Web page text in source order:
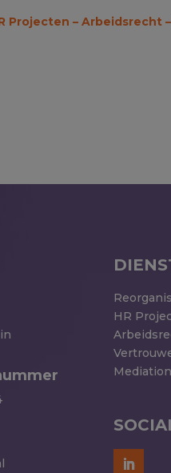
Projecten – Arbeidsrecht –
HR
Mediation